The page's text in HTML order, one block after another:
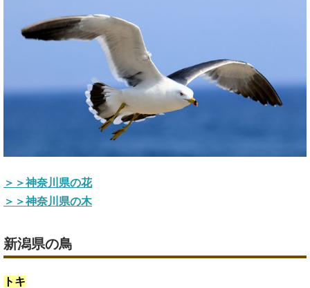
＞＞神奈川県の花
＞＞神奈川県の木
新潟県の鳥
トキ